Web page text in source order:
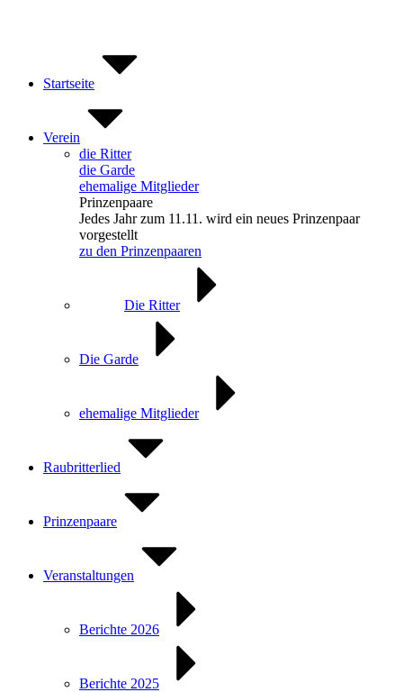
Startseite
Verein
die Ritter
die Garde
ehemalige Mitglieder
Prinzenpaare
Jedes Jahr zum 11.11. wird ein neues Prinzenpaar
vorgestellt
zu den Prinzenpaaren
Die Ritter
Die Garde
ehemalige Mitglieder
Raubritterlied
Prinzenpaare
Veranstaltungen
Berichte 2026
Berichte 2025